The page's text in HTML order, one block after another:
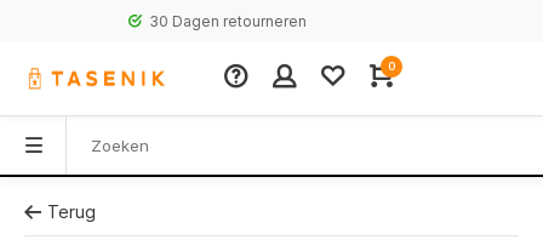
30 Dagen retourneren
0
Terug